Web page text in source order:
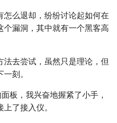
么退却，纷纷讨论起如何在
漏洞，其中就有一个黑客高
法去尝试，虽然只是理论，但
刻。
板，我兴奋地握紧了小手，
了接入仪。